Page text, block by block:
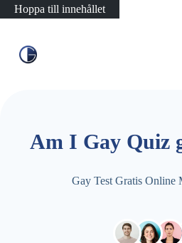
Hoppa till innehållet
Am I Gay Quiz
Gay Test Gratis Online